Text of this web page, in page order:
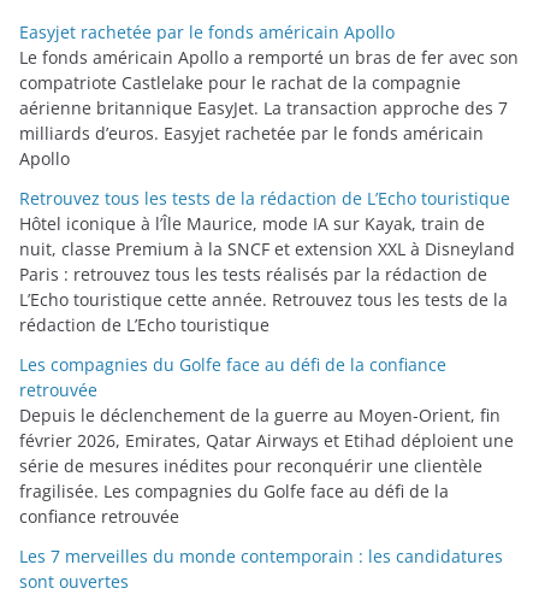
r
i
e
s
Easyjet rachetée par le fonds américain Apollo
Le fonds américain Apollo a remporté un bras de fer avec son
compatriote Castlelake pour le rachat de la compagnie
aérienne britannique EasyJet. La transaction approche des 7
milliards d’euros. Easyjet rachetée par le fonds américain
Apollo
Retrouvez tous les tests de la rédaction de L’Echo touristique
Hôtel iconique à l’Île Maurice, mode IA sur Kayak, train de
nuit, classe Premium à la SNCF et extension XXL à Disneyland
Paris : retrouvez tous les tests réalisés par la rédaction de
L’Echo touristique cette année. Retrouvez tous les tests de la
rédaction de L’Echo touristique
Les compagnies du Golfe face au défi de la confiance
retrouvée
Depuis le déclenchement de la guerre au Moyen-Orient, fin
février 2026, Emirates, Qatar Airways et Etihad déploient une
série de mesures inédites pour reconquérir une clientèle
fragilisée. Les compagnies du Golfe face au défi de la
confiance retrouvée
Les 7 merveilles du monde contemporain : les candidatures
sont ouvertes